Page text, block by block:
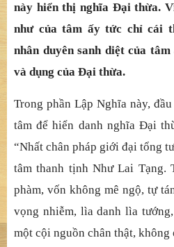
này hiển thị nghĩa Đại thừa.
như của tâm ấy tức chỉ cái
nhân duyên sanh diệt của
và dụng của Đại thừa.
Trong phần Lập Nghĩa này,
tâm để hiển danh nghĩa Đại
“Nhất chân pháp giới đại tổng
tâm thanh tịnh Như Lai Tạng.
phàm, vốn không mê ngộ, tự
vọng nhiễm, lìa danh lìa
một cội nguồn chân thật, không